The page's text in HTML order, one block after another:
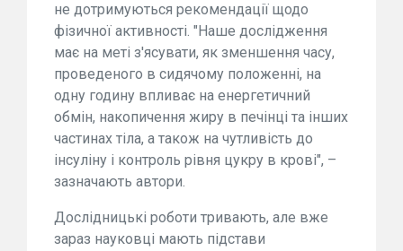
не дотримуються рекомендації щодо
фізичної активності. "Наше дослідження
має на меті з'ясувати, як зменшення часу,
проведеного в сидячому положенні, на
одну годину впливає на енергетичний
обмін, накопичення жиру в печінці та інших
частинах тіла, а також на чутливість до
інсуліну і контроль рівня цукру в крові", –
зазначають автори.
Дослідницькі роботи тривають, але вже
зараз науковці мають підстави